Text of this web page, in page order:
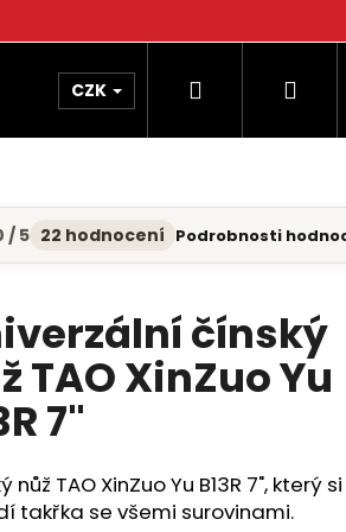
CZK Hledat
/ 5 22 hodnocení Podrobnosti
čínský
TAO XinZuo Yu
7"
nůž TAO XinZuo Yu B13R 7", který si
takřka se všemi surovinami.